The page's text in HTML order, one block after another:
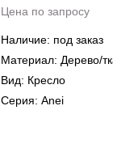
Цена по запросу
Наличие: под заказ
Материал: Дерево/
Вид: Кресло
Серия: Anei